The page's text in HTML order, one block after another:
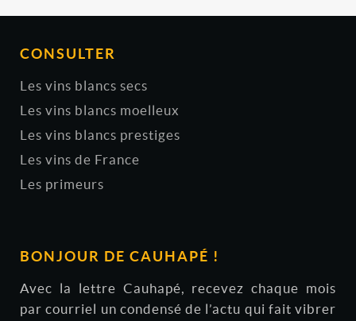
CONSULTER
Les vins blancs secs
Les vins blancs moelleux
Les vins blancs prestiges
Les vins de France
Les primeurs
BONJOUR DE CAUHAPÉ !
Avec la lettre Cauhapé, recevez chaque mois
par courriel un condensé de l’actu qui fait vibrer